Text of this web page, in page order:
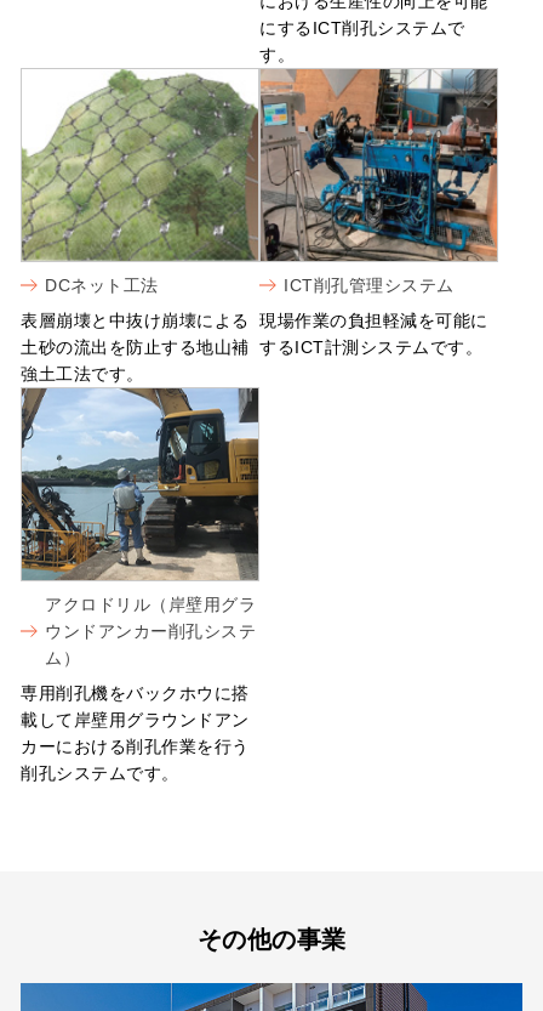
にするICT削孔システムで
す。
DCネット工法
表層崩壊と中抜け崩壊による
土砂の流出を防止する地山補
強土工法です。
ICT削孔管理システム
現場作業の負担軽減を可能に
するICT計測システムです。
アクロドリル（岸壁用グラ
ウンドアンカー削孔システ
ム）
専用削孔機をバックホウに搭
載して岸壁用グラウンドアン
カーにおける削孔作業を行う
削孔システムです。
その他の事業